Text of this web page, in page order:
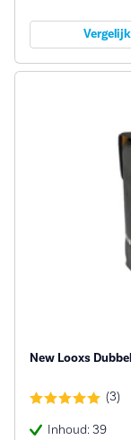
New Looxs
(3)
Inhoud: 39